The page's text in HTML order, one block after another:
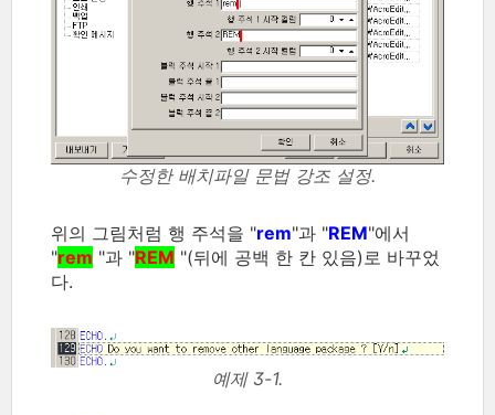
수정한 배치파일 문법 강조 설정.
위의 그림처럼 행 주석을 "rem"과 "REM"에서
"rem "과 "REM "(뒤에 공백 한 칸 있음)로 바꾸었
다.
예제 3-1.